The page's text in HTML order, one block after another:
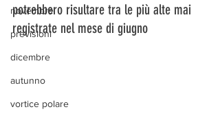
novembre
previsioni
dicembre
autunno
vortice polare
potrebbero risultare tra le più alte mai
registrate nel mese di giugno